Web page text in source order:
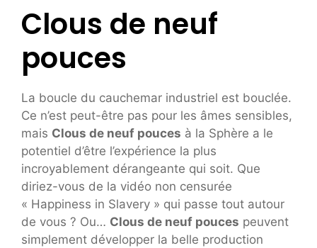
Clous de neuf
pouces
La boucle du cauchemar industriel est bouclée.
Ce n’est peut-être pas pour les âmes sensibles,
mais Clous de neuf pouces à la Sphère a le
potentiel d’être l’expérience la plus
incroyablement dérangeante qui soit. Que
diriez-vous de la vidéo non censurée
« Happiness in Slavery » qui passe tout autour
de vous ? Ou… Clous de neuf pouces peuvent
simplement développer la belle production